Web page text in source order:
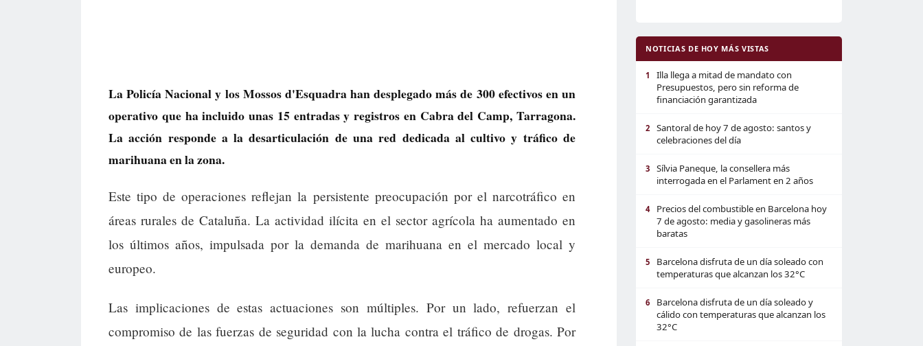
La Policía Nacional y los Mossos d'Esquadra han desplegado más de 300 efectivos en un
operativo que ha incluido unas 15 entradas y registros en Cabra del Camp, Tarragona.
La acción responde a la desarticulación de una red dedicada al cultivo y tráfico de
marihuana en la zona.
Este tipo de operaciones reflejan la persistente preocupación por el narcotráfico en
áreas rurales de Cataluña. La actividad ilícita en el sector agrícola ha aumentado en
los últimos años, impulsada por la demanda de marihuana en el mercado local y
europeo.
Las implicaciones de estas actuaciones son múltiples. Por un lado, refuerzan el
compromiso de las fuerzas de seguridad con la lucha contra el tráfico de drogas. Por
NOTICIAS DE HOY MÁS VISTAS
1
Illa llega a mitad de mandato con
Presupuestos, pero sin reforma de
financiación garantizada
2
Santoral de hoy 7 de agosto: santos y
celebraciones del día
3
Sílvia Paneque, la consellera más
interrogada en el Parlament en 2 años
4
Precios del combustible en Barcelona hoy
7 de agosto: media y gasolineras más
baratas
5
Barcelona disfruta de un día soleado con
temperaturas que alcanzan los 32°C
6
Barcelona disfruta de un día soleado y
cálido con temperaturas que alcanzan los
32°C